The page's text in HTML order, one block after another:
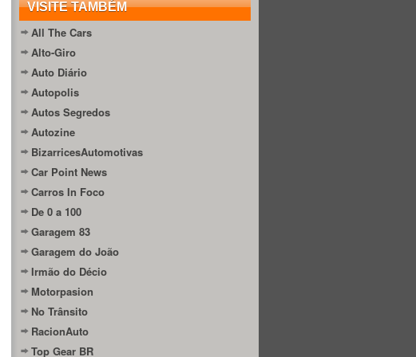
VISITE TAMBÉM
All The Cars
Alto-Giro
Auto Diário
Autopolis
Autos Segredos
Autozine
BizarricesAutomotivas
Car Point News
Carros In Foco
De 0 a 100
Garagem 83
Garagem do João
Irmão do Décio
Motorpasion
No Trânsito
RacionAuto
Top Gear BR